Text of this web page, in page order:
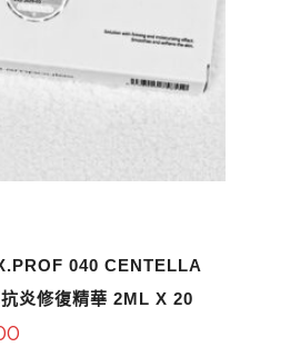
040 CENTELLA
炎修復精華 2ML X 20